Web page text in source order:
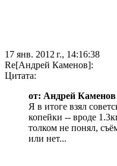
17 янв. 2012 г., 14:16:38
Re[Андрей Каменов]:
Цитата:
от: Андрей Каменов
Я в итоге взял
копейки -- вроде
толком не понял,
или нет...